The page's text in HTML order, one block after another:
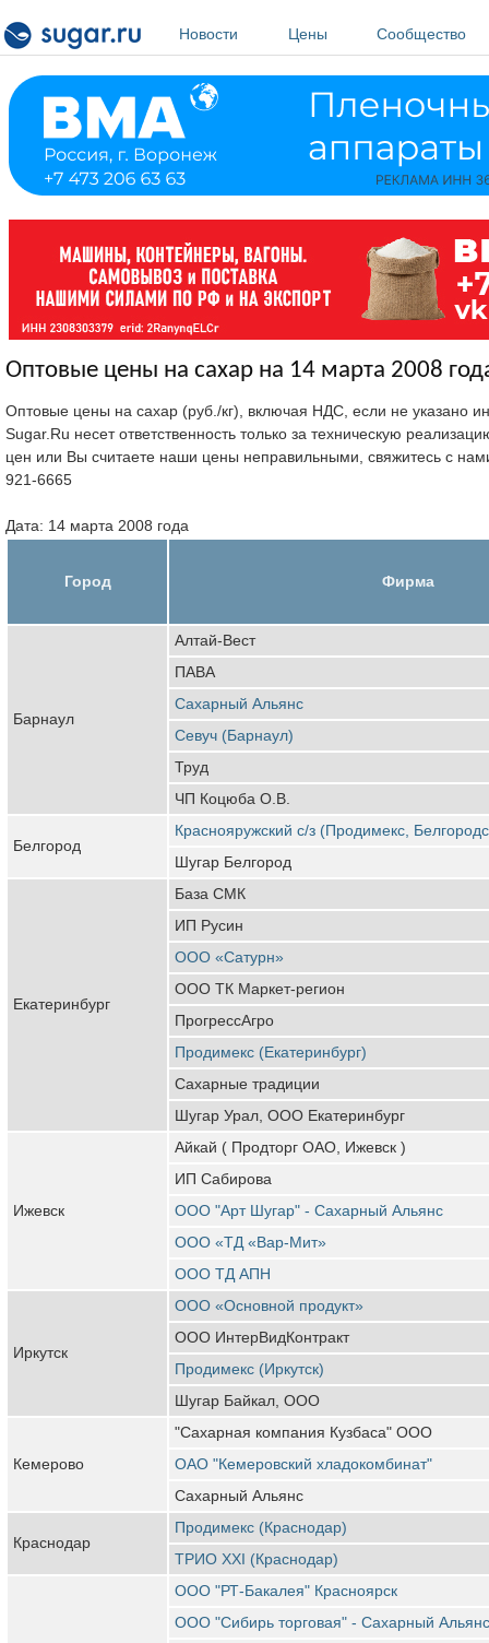
Новости
Цены Сообщество
Оптовые цены на сахар на 14 марта 2008
Оптовые цены на сахар (руб./кг), включая НДС, если не указано
Sugar.Ru несет ответственность только за техническую
цен или Вы считаете наши цены неправильными, свяжитесь с
921-6665
Дата: 14 марта 2008 года
Город Фирма
Барнаул
Алтай-Вест
ПАВА
Сахарный Альянс
Севуч (Барнаул)
Труд
ЧП Коцюба О.В.
Белгород
Краснояружский с/з (Продимекс,
Шугар Белгород
Екатеринбург
База СМК
ИП Русин
ООО «Сатурн»
ООО ТК Маркет-регион
ПрогрессАгро
Продимекс (Екатеринбург)
Сахарные традиции
Шугар Урал, ООО Екатеринбург
Ижевск
Айкай ( Продторг ОАО, Ижевск )
ИП Сабирова
ООО "Арт Шугар" - Сахарный Альянс
ООО «ТД «Вар-Мит»
ООО ТД АПН
Иркутск
ООО «Основной продукт»
ООО ИнтерВидКонтракт
Продимекс (Иркутск)
Шугар Байкал, ООО
Кемерово
"Сахарная компания Кузбаса" ООО
ОАО "Кемеровский хладокомбинат"
Сахарный Альянс
Краснодар
Продимекс (Краснодар)
ТРИО XXI (Краснодар)
ООО "РТ-Бакалея" Красноярск
ООО "Сибирь торговая" - Сахарный Альянс